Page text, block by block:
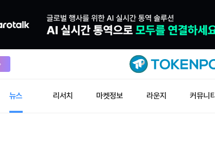
뉴스 리서치 마켓정보 라운지 커뮤니티